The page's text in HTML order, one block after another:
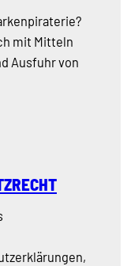
mit Mitteln
Ausfuhr von